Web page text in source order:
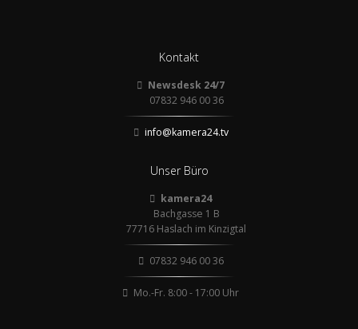
Kontakt
Newsdesk 24/7
07832 946 00 36
info@kamera24.tv
Unser Büro
kamera24
Bachgasse 1 B
77716 Haslach im Kinzigtal
07832 946 00 36
Mo.-Fr. 8:00 - 17:00 Uhr